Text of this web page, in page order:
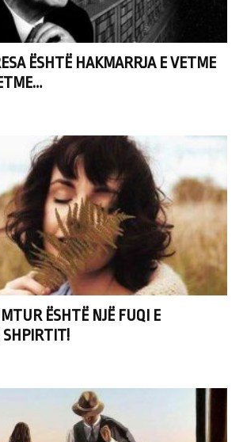
ËSHTË HAKMARRJA E VETME
ËSHTË NJË FUQI E
SHPIRTIT!